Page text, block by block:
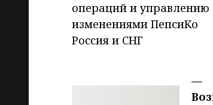
операций и управлению
изменениями ПепсиКо
Россия и СНГ
—